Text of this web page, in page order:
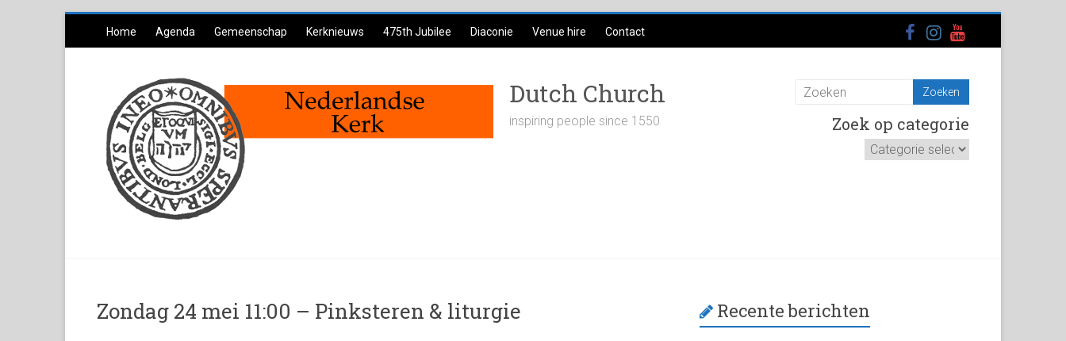
inhoud
Home Agenda Gemeenschap Kerknieuws 475th Jubilee Diaconie Venue hire Contact
Dutch Church
inspiring people since 1550 Zoek op categorie
Zoek
op
Zondag 24 mei 11:00 – Pinksteren & liturgie Recente berichten